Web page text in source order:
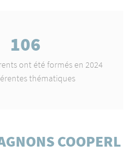
106
ont été formés en 2024
thématiques
COOPERL